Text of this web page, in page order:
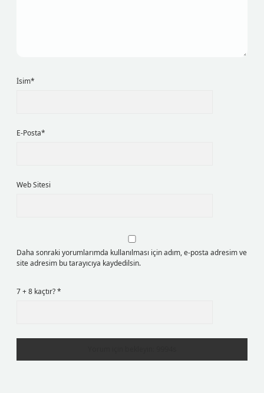
İsim*
E-Posta*
Web Sitesi
Daha sonraki yorumlarımda kullanılması için adım, e-posta adresim ve
site adresim bu tarayıcıya kaydedilsin.
7 + 8 kaçtır?*